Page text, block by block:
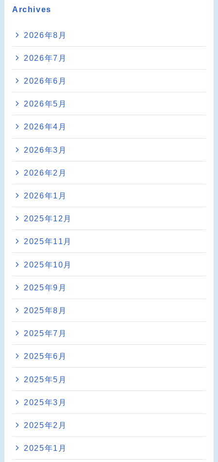
Archives
2026年8月
2026年7月
2026年6月
2026年5月
2026年4月
2026年3月
2026年2月
2026年1月
2025年12月
2025年11月
2025年10月
2025年9月
2025年8月
2025年7月
2025年6月
2025年5月
2025年3月
2025年2月
2025年1月